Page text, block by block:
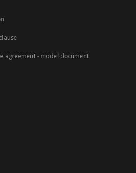
agreement - model document